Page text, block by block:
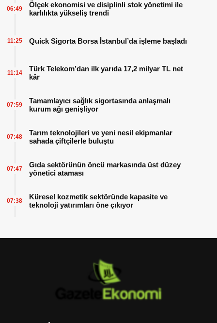
Ölçek ekonomisi ve disiplinli stok yönetimi ile
karlılıkta yükseliş trendi
06:49
Quick Sigorta Borsa İstanbul’da işleme başladı
11:25
Türk Telekom’dan ilk yarıda 17,2 milyar TL net
kâr
11:14
Tamamlayıcı sağlık sigortasında anlaşmalı
kurum ağı genişliyor
07:59
Tarım teknolojileri ve yeni nesil ekipmanlar
sahada çiftçilerle buluştu
07:48
Gıda sektörünün öncü markasında üst düzey
yönetici ataması
07:47
Küresel kozmetik sektöründe kapasite ve
teknoloji yatırımları öne çıkıyor
07:38